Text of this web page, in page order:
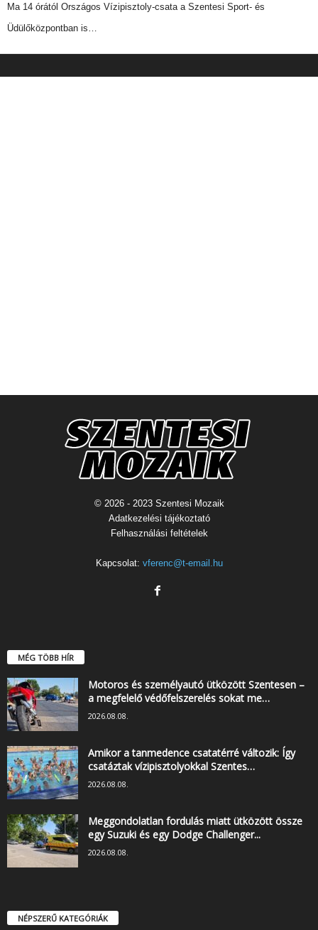
Ma 14 órától Országos Vízipisztoly-csata a Szentesi Sport- és
Üdülőközpontban is…
© 2026 - 2023 Szentesi Mozaik
Adatkezelési tájékoztató
Felhasználási feltételek
Kapcsolat: vferenc@t-email.hu
MÉG TÖBB HÍR
Motoros és személyautó ütközött Szentesen –
a megfelelő védőfelszerelés sokat me…
2026.08.08.
Amikor a tanmedence csatatérré változik: Így
csatáztak vízipisztolyokkal Szentes…
2026.08.08.
Meggondolatlan fordulás miatt ütközött össze
egy Suzuki és egy Dodge Challenger...
2026.08.08.
NÉPSZERŰ KATEGÓRIÁK